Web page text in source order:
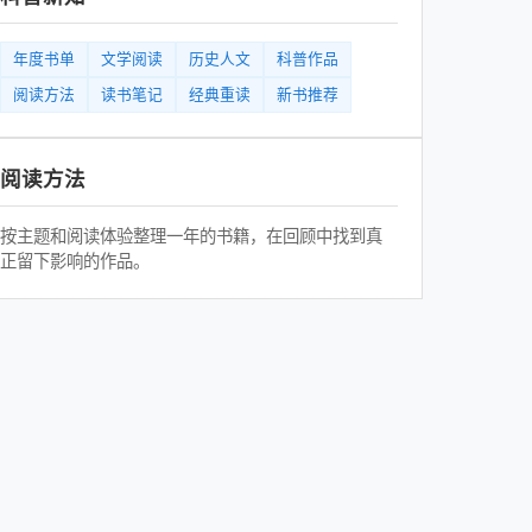
年度书单 文学阅读 历史人文
科普作品
阅读方法
读书笔记 经典重读 新书推荐
阅读方法
按主题和阅读体验整理一年的书籍，在回顾中找到真
正留下影响的作品。